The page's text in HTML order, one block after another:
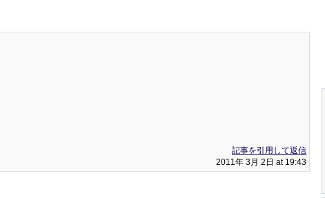
記事を引用して返信
2011年 3月 2日 at 19:43